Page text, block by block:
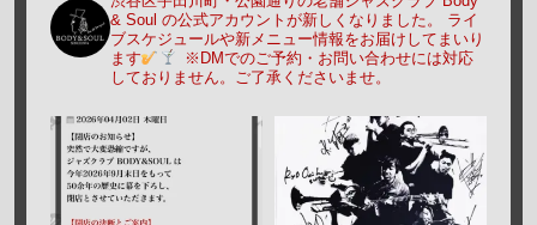
& Soul の公式アカウントが新しくなりました。
ライ
ブスケジュールや新メニュー情報をお届けしてまいり
ます
※DMでのご予約・お問い合わせには対応
しておりません。ご了承くださいませ。